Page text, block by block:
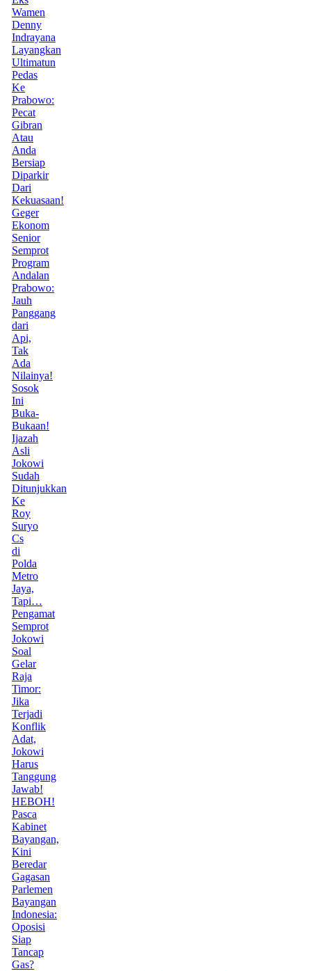
Wamen
Denny
Indrayana
Layangkan
Ultimatun
Pedas
Ke
Prabowo:
Pecat
Gibran
Atau
Anda
Bersiap
Diparkir
Dari
Kekuasaan!
Geger
Ekonom
Senior
Semprot
Program
Andalan
Prabowo:
Jauh
Panggang
dari
Api,
Tak
Ada
Nilainya!
Sosok
Ini
Buka-
Bukaan!
Ijazah
Asli
Jokowi
Sudah
Ditunjukkan
Ke
Roy
Suryo
Cs
di
Polda
Metro
Jaya,
Tapi…
Pengamat
Semprot
Jokowi
Soal
Gelar
Raja
Timor:
Jika
Terjadi
Konflik
Adat,
Jokowi
Harus
Tanggung
Jawab!
HEBOH!
Pasca
Kabinet
Bayangan,
Kini
Beredar
Gagasan
Parlemen
Bayangan
Indonesia:
Oposisi
Siap
Tancap
Gas?